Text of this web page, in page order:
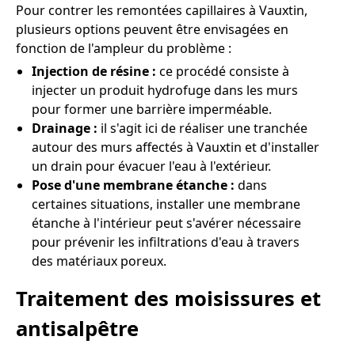
Pour contrer les remontées capillaires à Vauxtin,
plusieurs options peuvent être envisagées en
fonction de l'ampleur du problème :
Injection de résine : ce procédé consiste à
injecter un produit hydrofuge dans les murs
pour former une barrière imperméable.
Drainage : il s'agit ici de réaliser une tranchée
autour des murs affectés à Vauxtin et d'installer
un drain pour évacuer l'eau à l'extérieur.
Pose d'une membrane étanche : dans
certaines situations, installer une membrane
étanche à l'intérieur peut s'avérer nécessaire
pour prévenir les infiltrations d'eau à travers
des matériaux poreux.
Traitement des moisissures et
antisalpêtre